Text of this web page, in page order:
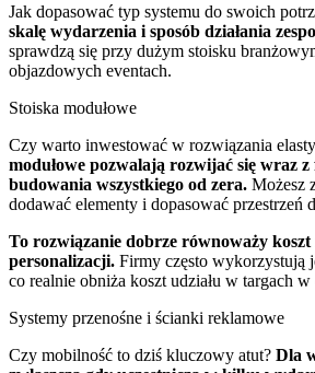
Jak dopasować typ systemu do swoich
skalę wydarzenia i sposób działania
sprawdzą się przy dużym stoisku
objazdowych eventach.
Stoiska modułowe
Czy warto inwestować w rozwiązania
modułowe pozwalają rozwijać się wraz
budowania wszystkiego od zera. Możesz
dodawać elementy i dopasować przestrzeń
To rozwiązanie dobrze równoważy koszt
personalizacji. Firmy często wykorzystują
co realnie obniża koszt udziału w targach w
Systemy przenośne i ścianki reklamowe
Czy mobilność to dziś kluczowy atut? Dla